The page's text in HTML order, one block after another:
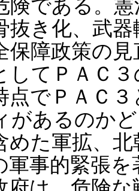
険である。
抜き化、武
保障政策の
してＰＡＣ
点でＰＡＣ
があるのか
めた軍拡、
軍事的緊張